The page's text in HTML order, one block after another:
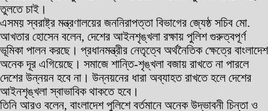
তুলতে চাই।
এসময় স্বরাষ্ট্র মন্ত্রণালয়ের জননিরাপত্তা বিভাগের জ্যেষ্ঠ সচিব মো.
আখতার হোসেন বলেন, দেশের আইনশৃঙ্খলা রক্ষায় পুলিশ গুরুত্বপূর্ণ
ভূমিকা পালন করছে। প্রধানমন্ত্রীর নেতৃত্বে অর্থনৈতিক ক্ষেত্রে বাংলাদেশ
অনেক দূর এগিয়েছে। সমাজে শান্তি-শৃঙ্খলা বজায় রাখতে না পারলে
দেশের উন্নয়ন হবে না। উন্নয়নের ধারা অব্যাহত রাখতে হলে দেশের
আইনশৃঙ্খলা স্বাভাবিক থাকতে হবে।
তিনি আরও বলেন, বাংলাদেশ পুলিশে বর্তমানে অনেক উদ্ভাবনী চিন্তা ও